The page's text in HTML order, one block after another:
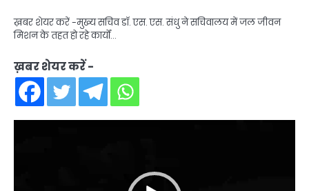
ख़बर शेयर करें -मुख्य सचिव डॉ. एस. एस. संधु ने सचिवालय में जल जीवन
मिशन के तहत हो रहे कार्यों…
ख़बर शेयर करें -